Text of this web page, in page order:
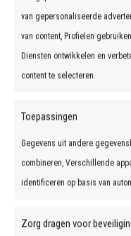
van gepersonaliseerde
van content, Profielen
Diensten ontwikkelen en
content te selecteren.
Toepassingen
Gegevens uit andere
combineren, Verschillende
identificeren op basis van
Zorg dragen voor